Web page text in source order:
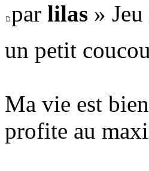
par lilas »
un petit
Ma vie est
profite au